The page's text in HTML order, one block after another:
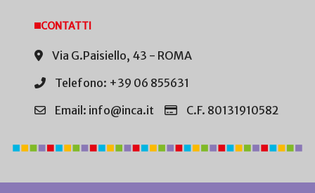
CONTATTI
Via G.Paisiello, 43 - ROMA
Telefono: +39 06 855631
Email: info@inca.it
C.F. 80131910582